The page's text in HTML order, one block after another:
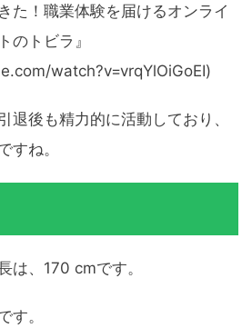
た！職業体験を届けるオンライ
のトビラ』
watch?v=vrqYlOiGoEI)
退後も精力的に活動しており、
すね。
は、170 cmです。
す。